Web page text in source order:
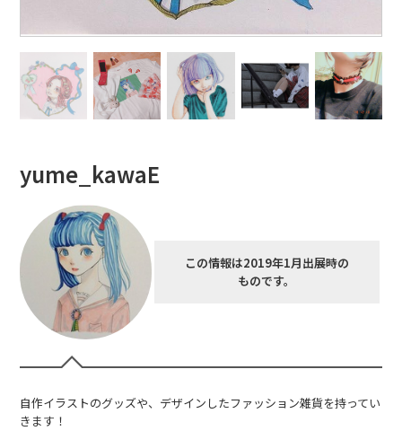
yume_kawaE
この情報は2019年1月出展時の
ものです。
自作イラストのグッズや、デザインしたファッション雑貨を持ってい
きます！